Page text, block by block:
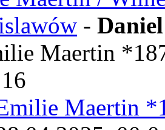
-
Maertin
Maertin